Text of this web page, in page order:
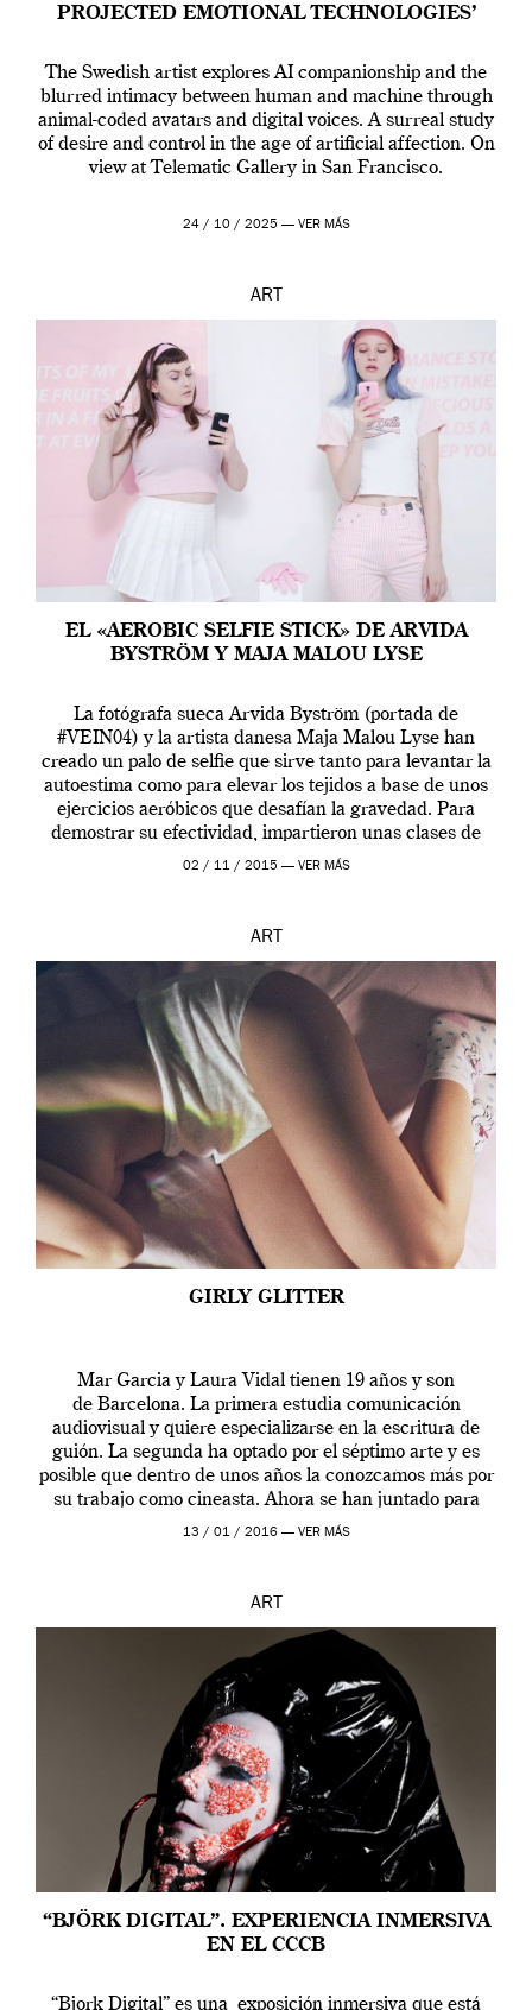
PROJECTED EMOTIONAL TECHNOLOGIES’
The Swedish artist explores AI companionship and the
blurred intimacy between human and machine through
animal-coded avatars and digital voices. A surreal study
of desire and control in the age of artificial affection. On
view at Telematic Gallery in San Francisco.
24 / 10 / 2025 — VER MÁS
ART
EL «AEROBIC SELFIE STICK» DE ARVIDA
BYSTRÖM Y MAJA MALOU LYSE
La fotógrafa sueca Arvida Byström (portada de
#VEIN04) y la artista danesa Maja Malou Lyse han
creado un palo de selfie que sirve tanto para levantar la
autoestima como para elevar los tejidos a base de unos
ejercicios aeróbicos que desafían la gravedad. Para
demostrar su efectividad, impartieron unas clases de
prueba en el Tate […]
02 / 11 / 2015 — VER MÁS
ART
GIRLY GLITTER
Mar Garcia y Laura Vidal tienen 19 años y son
de Barcelona. La primera estudia comunicación
audiovisual y quiere especializarse en la escritura de
guión. La segunda ha optado por el séptimo arte y es
posible que dentro de unos años la conozcamos más por
su trabajo como cineasta. Ahora se han juntado para
contarnos una […]
13 / 01 / 2016 — VER MÁS
ART
“BJÖRK DIGITAL”. EXPERIENCIA INMERSIVA
EN EL CCCB
“Bjork Digital” es una exposición inmersiva que está